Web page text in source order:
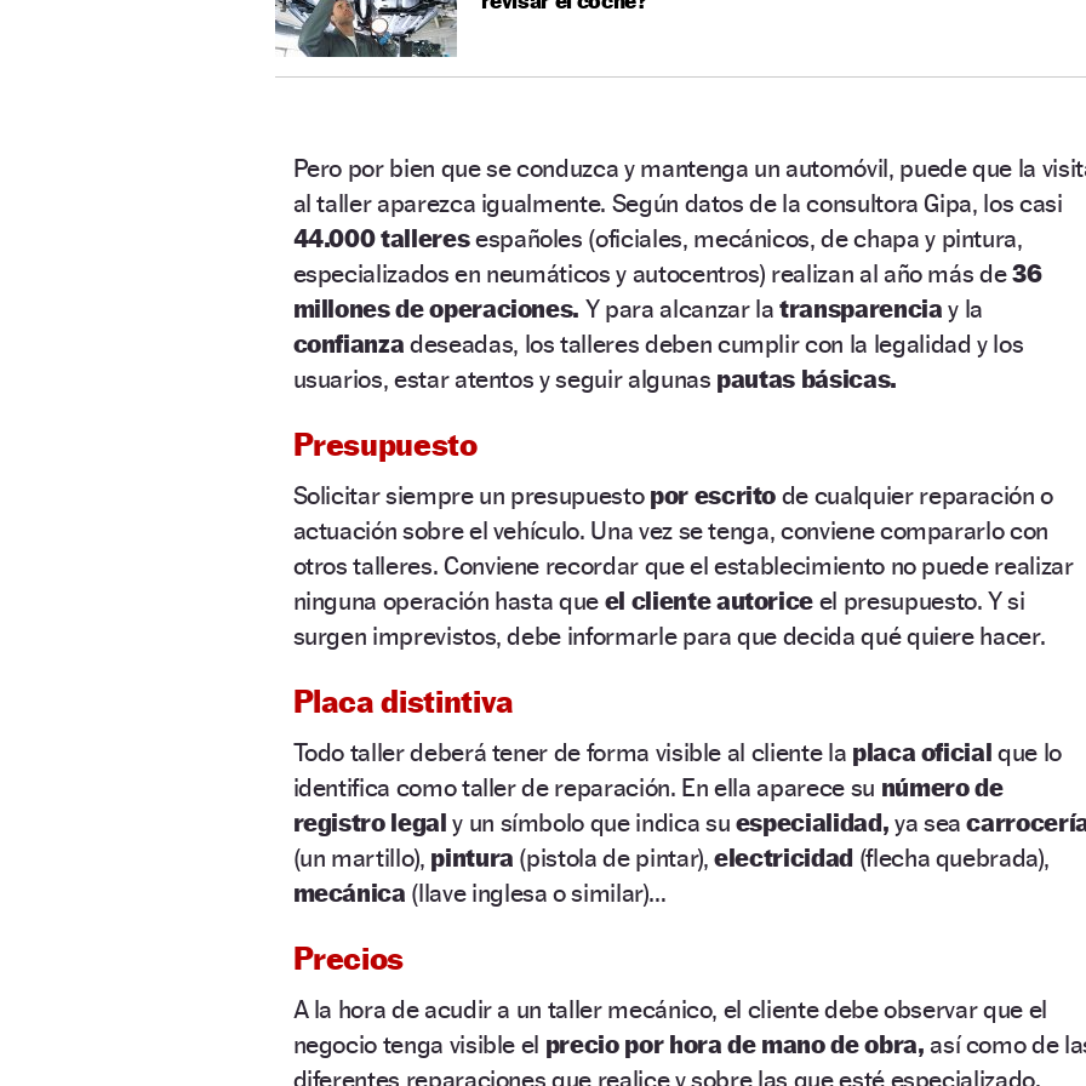
Pero por bien que se conduzca y mantenga un automóvil, puede que la
al taller aparezca igualmente. Según datos de la consultora Gipa, los casi
44.000 talleresespañoles (oficiales, mecánicos, de chapa y pintura,
especializados en neumáticos y autocentros) realizan al año más de36
millones de operaciones. Y para alcanzar latransparencia y la
confianza deseadas, los talleres deben cumplir con la legalidad y los
usuarios, estar atentos y seguir algunas pautas básicas.
Presupuesto
Solicitar siempre un presupuestopor escrito de cualquier reparación o
actuación sobre el vehículo. Una vez se tenga, conviene compararlo con
otros talleres. Conviene recordar que el establecimiento no puede realizar
ninguna operación hasta que el cliente autorice el presupuesto. Y si
surgen imprevistos, debe informarle para que decida qué quiere hacer.
Placa distintiva
Todo taller deberá tener de forma visible al cliente la placa oficial que lo
identifica como taller de reparación. En ella aparece su número de
registro legal y un símbolo que indica su especialidad, ya sea
(un martillo), pintura (pistola de pintar),electricidad(flecha quebrada),
mecánica (llave inglesa o similar)…
Precios
A la hora de acudir a un taller mecánico, el cliente debe observar que el
negocio tenga visible el precio por hora de mano de obra,así como de
diferentes reparaciones que realice y sobre las que esté especializado.